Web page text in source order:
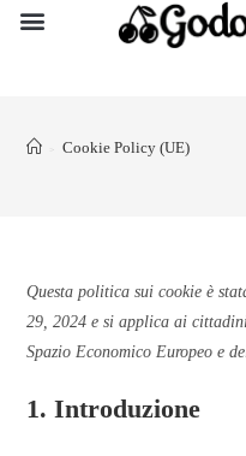
> Cookie Policy (UE)
Questa politica sui cookie è
29, 2024 e si applica ai
Spazio Economico Europeo e
1. Introduzione